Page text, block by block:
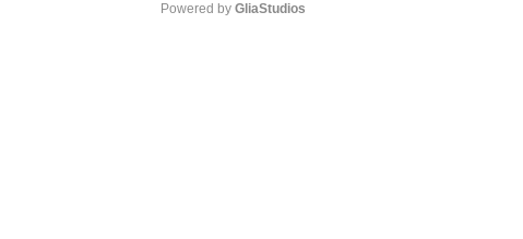
Powered by GliaStudios